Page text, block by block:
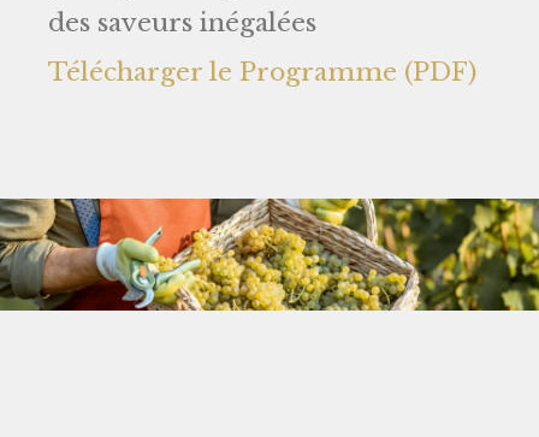
des saveurs inégalées
Télécharger le Programme (PDF)